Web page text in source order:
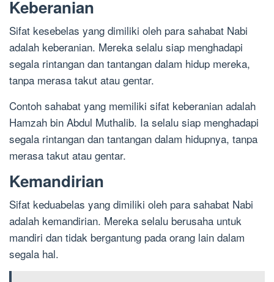
Keberanian
Sifat kesebelas yang dimiliki oleh para sahabat Nabi
adalah keberanian. Mereka selalu siap menghadapi
segala rintangan dan tantangan dalam hidup mereka,
tanpa merasa takut atau gentar.
Contoh sahabat yang memiliki sifat keberanian adalah
Hamzah bin Abdul Muthalib. Ia selalu siap menghadapi
segala rintangan dan tantangan dalam hidupnya, tanpa
merasa takut atau gentar.
Kemandirian
Sifat keduabelas yang dimiliki oleh para sahabat Nabi
adalah kemandirian. Mereka selalu berusaha untuk
mandiri dan tidak bergantung pada orang lain dalam
segala hal.